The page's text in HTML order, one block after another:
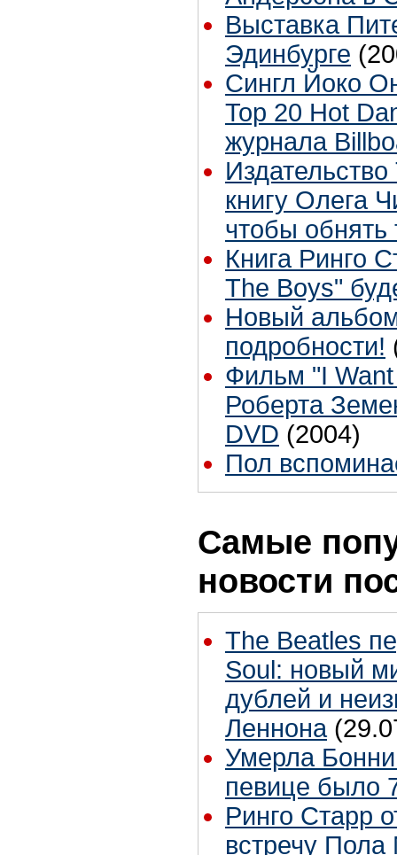
Выставка
Эдинбурге
Сингл Йоко
Top 20 Hot
журнала
книгу Олега
чтобы обнять
Книга Ринго
The Boys"
Новый
подробности!
Фильм "I Want
Роберта
DVD (2004)
Пол
Самые
новости
The Beatles
Soul: новый
дублей и
Леннона
Умерла
певице было
Ринго Старр
встречу Пола